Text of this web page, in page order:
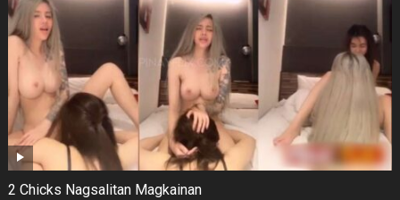
2 Chicks Nagsalitan Magkainan